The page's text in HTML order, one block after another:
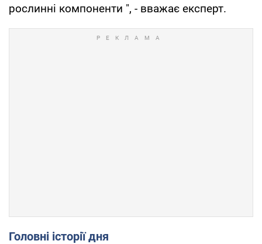
рослинні компоненти ", - вважає експерт.
Головні історії дня